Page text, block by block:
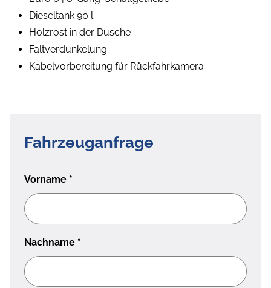
Dieseltank 90 l
Holzrost in der Dusche
Faltverdunkelung
Kabelvorbereitung für Rückfahrkamera
Fahrzeuganfrage
Vorname *
Nachname *